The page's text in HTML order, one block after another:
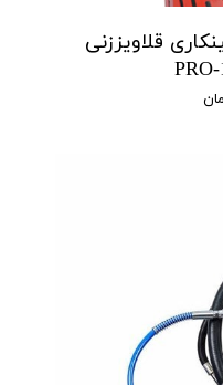
قلاویززنی